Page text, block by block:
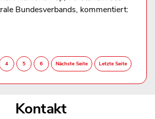
Bundesverbands, kommentiert:
Kontakt